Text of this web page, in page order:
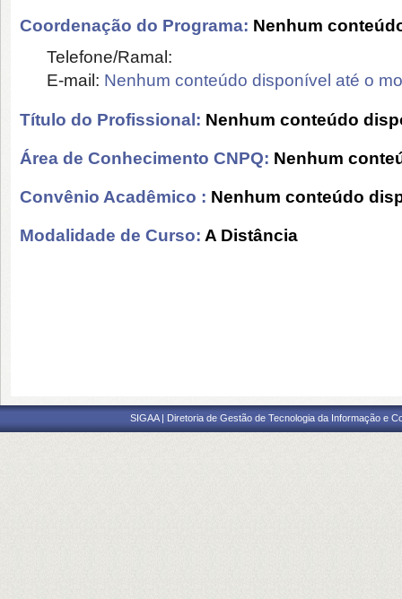
Coordenação do Programa: Nenhum
Telefone/Ramal:
E-mail: Nenhum conteúdo disponível até o
Título do Profissional: Nenhum conteúdo
Área de Conhecimento CNPQ: Nenhum
Convênio Acadêmico : Nenhum conteúdo
Modalidade de Curso: A Distância
SIGAA | Diretoria de Gestão de Tecnologia da Informação e